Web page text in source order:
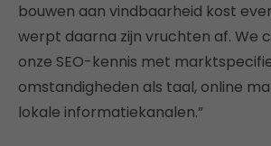
bouwen aan vindbaarheid kost
werpt daarna zijn vruchten af. We
onze SEO-kennis met
omstandigheden als taal, online
lokale informatiekanalen.”